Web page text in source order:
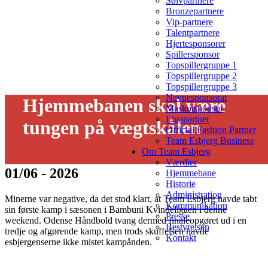
Bronzepartnere
Vip-partnere
Talentpartnere
Hjertesponsorer
Spillersponsor
Topspillergruppe 1
Topspillergruppe 2
Topspillergruppe 3
Navnesponsorat
Maskotsponsor
Ligapartner
Official Fashion Partner
Team Esbjerg Business
Om Team Esbjerg
Værdier
Hjemmebane
Historie
Administration
Kommunikation
Presse
Bestyrelsen
Kontakt
Hjemmebanen skal være
tungen på vægtskålen
01/06 - 2026
Minerne var negative, da det stod klart, at Team Esbjerg havde tabt
sin første kamp i sæsonen i Bambuni Kvindeligaen i denne
weekend. Odense Håndbold tvang dermed finaleopgøret ud i en
tredje og afgørende kamp, men trods skuffelsen havde
esbjergenserne ikke mistet kampånden.